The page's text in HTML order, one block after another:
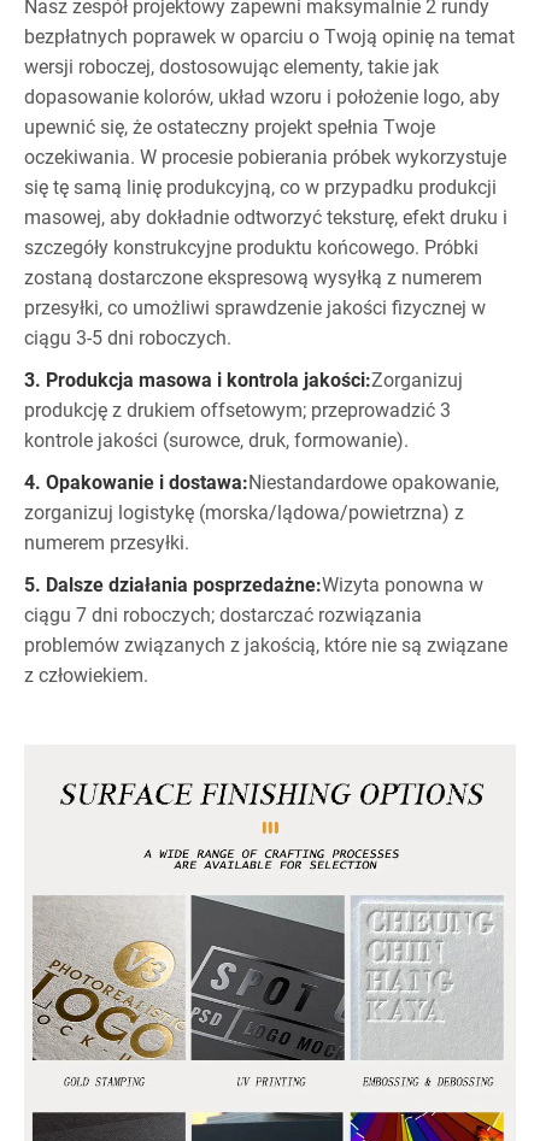
Nasz zespół projektowy zapewni maksymalnie 2 rundy
bezpłatnych poprawek w oparciu o Twoją opinię na temat
wersji roboczej, dostosowując elementy, takie jak
dopasowanie kolorów, układ wzoru i położenie logo, aby
upewnić się, że ostateczny projekt spełnia Twoje
oczekiwania. W procesie pobierania próbek wykorzystuje
się tę samą linię produkcyjną, co w przypadku produkcji
masowej, aby dokładnie odtworzyć teksturę, efekt druku i
szczegóły konstrukcyjne produktu końcowego. Próbki
zostaną dostarczone ekspresową wysyłką z numerem
przesyłki, co umożliwi sprawdzenie jakości fizycznej w
ciągu 3-5 dni roboczych.
3. Produkcja masowa i kontrola jakości:Zorganizuj
produkcję z drukiem offsetowym; przeprowadzić 3
kontrole jakości (surowce, druk, formowanie).
4. Opakowanie i dostawa:Niestandardowe opakowanie,
zorganizuj logistykę (morska/lądowa/powietrzna) z
numerem przesyłki.
5. Dalsze działania posprzedażne:Wizyta ponowna w
ciągu 7 dni roboczych; dostarczać rozwiązania
problemów związanych z jakością, które nie są związane
z człowiekiem.